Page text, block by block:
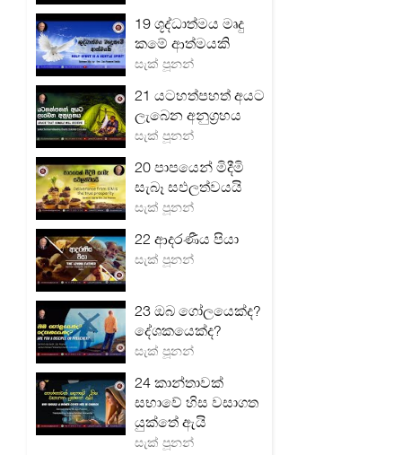
19 ශූද්ධාත්මය මෘදු
කමේ ආත්මයකි
සැක් පූනන්
21 යටහත්පහත් අයට
ලැබෙන අනුග්‍රහය
සැක් පූනන්
20 පාපයෙන් මිදීමි
සැබෑ සඵලත්වයයි
සැක් පූනන්
22 ආදරණීය පියා
සැක් පූනන්
23 ඔබ ගෝලයෙක්ද?
දේශකයෙක්ද?
සැක් පූනන්
24 කාන්තාවක්
සභාවේ හිස වසාගත
යුක්තේ ඇයි
සැක් පූනන්